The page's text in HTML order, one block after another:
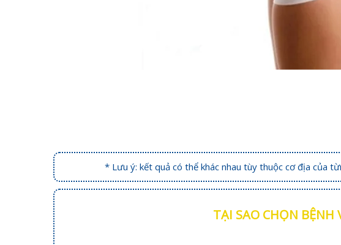
* Lưu ý: kết quả có thể khác nhau tùy thuộc cơ địa của
TẠI SAO CHỌN BỆNH